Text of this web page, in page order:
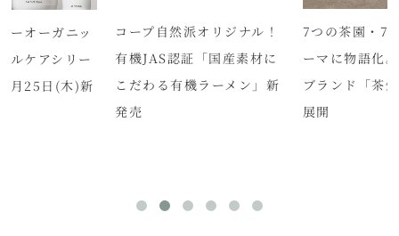
ーオーガニッ
ルケアシリー
月25日(木)新
コープ自然派オリジナル！
有機JAS認証「国産素材に
こだわる有機ラーメン」新
発売
7つの茶園・7
ーマに物語化
ブランド「茶
展開